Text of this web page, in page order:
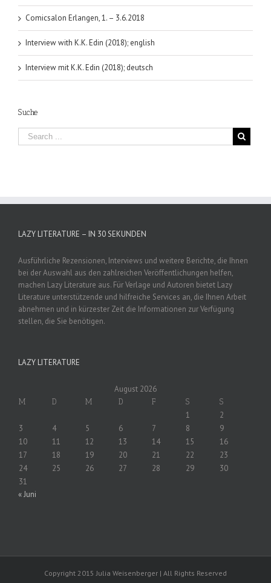
Comicsalon Erlangen, 1. – 3.6.2018
Interview with K.K. Edin (2018); english
Interview mit K.K. Edin (2018); deutsch
Suche
LAZY LITERATURE – IN 30 SEKUNDEN
Ausführliche Rezensionen, Interviews und weitere Berichte, die Ihnen
bei der Auswahl aus den zahlreichen Veröffentlichungen helfen,
machen Lazy Literature aus. Für Verlage und Autoren bietet Lazy
Literature unterstützende und hilfreiche Services an, die Ihnen Arbeit
abnehmen und in kürzester Zeit die Informationen zur Verfügung
stellen, die Sie benötigen.
LAZY LITERATURE
August 2026
M D M D F S S
1
2
3
4 5 6 7 8
9
10
11 12 13 14 15
16
17
18 19 20 21 22
23
24
25 26 27 28 29
30
31
« Juni
Copyright 2015 Julia Weisenberger | All Rights Reserved